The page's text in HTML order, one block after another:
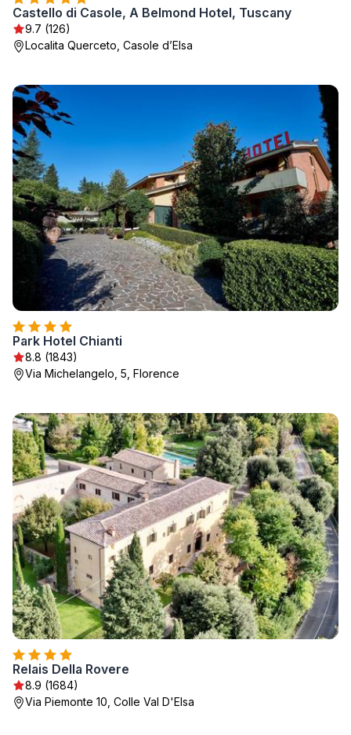
Castello di Casole, A Belmond Hotel, Tuscany
9.7 (126)
Localita Querceto, Casole dʼElsa
Park Hotel Chianti
8.8 (1843)
Via Michelangelo, 5, Florence
Relais Della Rovere
8.9 (1684)
Via Piemonte 10, Colle Val D'Elsa